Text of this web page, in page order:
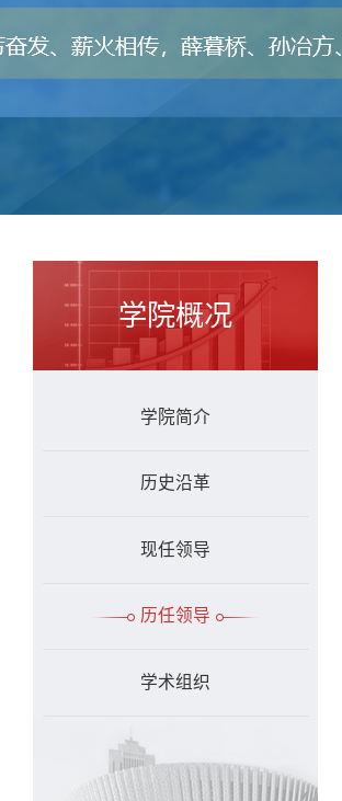
学院概况
学院简介
历史沿革
现任领导
历任领导
学术组织